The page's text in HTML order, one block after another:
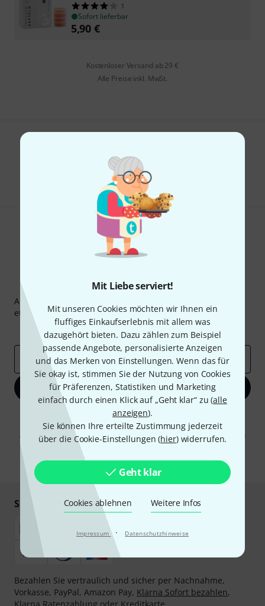
Mit Liebe serviert!
Mit unseren Cookies möchten wir Ihnen ein
fluffiges Einkaufserlebnis mit allem was
dazugehört bieten. Dazu zählen zum Beispiel
passende Angebote, personalisierte Anzeigen
und das Merken von Einstellungen. Wenn das für
Sie okay ist, stimmen Sie der Nutzung von Cookies
für Präferenzen, Statistiken und Marketing
einfach durch einen Klick auf „Geht klar“ zu (alle
anzeigen).
Sie können Ihre erteilte Zustimmung jederzeit
über die Cookie-Einstellungen (hier) widerrufen.
Geht klar
Cookies ablehnen Weitere Infos
Impressum · Datenschutzhinweise
1
Sofort lieferbar
5,90 €
Kostenloser Versand ab 29 €
Alle Preise inkl. MwSt.
Hilfe & Feedback
Thomann Newsletter
Abonniere den Thomann Newsletter und gewinne mit
etwas Glück einen von50 Gutscheinenüber jeweils
Inspirierende Beiträge
Deals Thomann Insights
E-Mail-Adresse*
Jetzt anmelden
Mit Klick auf „Jetzt anmelden“ stimmen Sie dem Erhalt von E-Mail-
Werbung und einer Messung des E-Mail-Nutzungsverhaltens zu. Die
Abmeldung ist jederzeit möglich. Weitere Informationen finden Sie in
unserenDatenschutzhinweisen.
* Pflichtfeld
Sicher einkaufen & bezahlen
Bezahlen Sie vertraulich und sicher per Nachnahme,
Vorkasse, PayPal, Amazon Pay, Klarna Sofort bezahlen,